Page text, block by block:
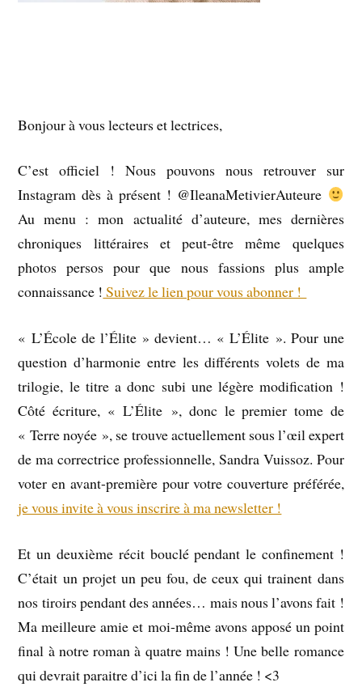
Bonjour à vous lecteurs et lectrices,
C’est officiel ! Nous pouvons nous retrouver sur
Instagram dès à présent ! @IleanaMetivierAuteure
Au menu : mon actualité d’auteure, mes dernières
chroniques littéraires et peut-être même quelques
photos persos pour que nous fassions plus ample
connaissance ! Suivez le lien pour vous abonner !
« L’École de l’Élite » devient… « L’Élite ». Pour une
question d’harmonie entre les différents volets de ma
trilogie, le titre a donc subi une légère modification !
Côté écriture, « L’Élite », donc le premier tome de
« Terre noyée », se trouve actuellement sous l’œil expert
de ma correctrice professionnelle, Sandra Vuissoz. Pour
voter en avant-première pour votre couverture préférée,
je vous invite à vous inscrire à ma newsletter !
Et un deuxième récit bouclé pendant le confinement !
C’était un projet un peu fou, de ceux qui trainent dans
nos tiroirs pendant des années… mais nous l’avons fait !
Ma meilleure amie et moi-même avons apposé un point
final à notre roman à quatre mains ! Une belle romance
qui devrait paraitre d’ici la fin de l’année ! <3